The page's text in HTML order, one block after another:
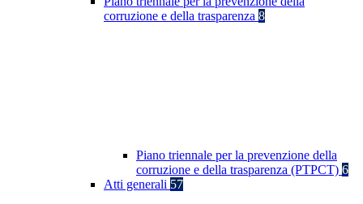
corruzione e della trasparenza 8
Piano triennale per la prevenzione della
corruzione e della trasparenza (PTPCT) 6
Atti generali 57